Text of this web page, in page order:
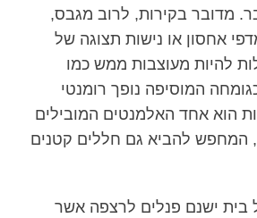
מדובר בקירות, לרוב מגבס,
אחסון או נישות תצוגה של
להיות מעוצבות ממש כמו
המוסיפה נופך רומנטי
הוא אחד האלמנטים המובילים
המחפש להביא גם חללים קטנים
בית ישנם פנלים לרצפה אשר